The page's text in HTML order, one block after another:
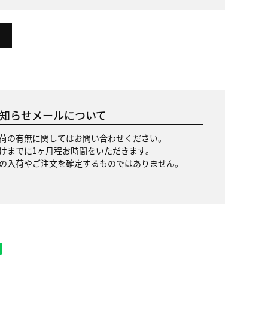
らせメールについて
の有無に関してはお問い合わせください。
までに1ヶ月程お時間をいただきます。
入荷やご注文を確定するものではありません。